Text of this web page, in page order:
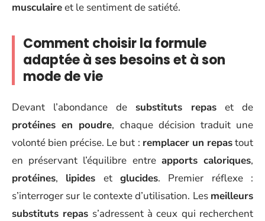
musculaireet le sentiment de satiété.
Comment choisir la formule
adaptée à ses besoins et à son
mode de vie
Devant l’abondance de substituts repas et de
protéines en poudre, chaque décision traduit une
volonté bien précise. Le but : remplacer un repastout
en préservant l’équilibre entre apports caloriques,
protéines, lipides etglucides. Premier réflexe :
s’interroger sur le contexte d’utilisation. Les meilleurs
substituts repas s’adressent à ceux qui recherchent